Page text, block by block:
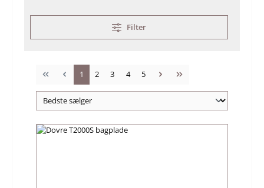
Filter
Side
1 Side
2 Side
3 Side
4 Side
5